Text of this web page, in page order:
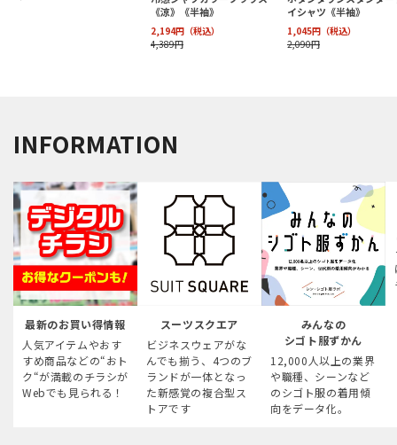
INFORMATION
最新のお買い得情報
人気アイテムやおす
すめ商品などの“おト
ク“が満載のチラシが
Webでも見られる！
スーツスクエア
ビジネスウェアがな
んでも揃う、4つのブ
ランドが一体となっ
た新感覚の複合型ス
トアです
みんなの
シゴト服ずかん
12,000人以上の業界
や職種、シーンなど
のシゴト服の着用傾
向をデータ化。